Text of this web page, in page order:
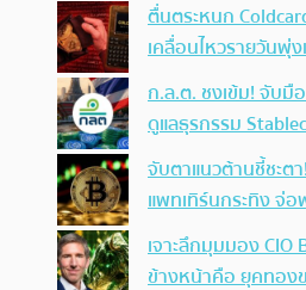
ตื่นตระหนก
เคลื่อนไหวรายวันพุ่
ก.ล.ต. ชงเข้ม! จับมื
ดูแลธุรกรรม
จับตาแนวต้านชี้ชะต
แพทเทิร์นกระทิง จ่
เจาะลึกมุมมอง CIO
ข้างหน้าคือ ยุคทอง